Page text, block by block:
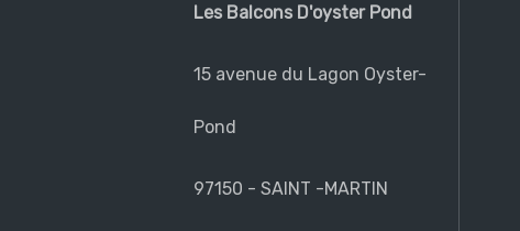
Les Balcons D'oyster Pond
15 avenue du Lagon Oyster-
Pond
97150 - SAINT -MARTIN